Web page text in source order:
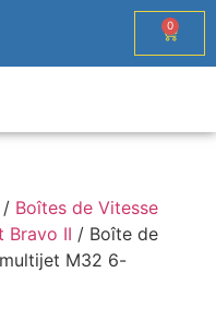
0
Boîtes de Vitesse
Bravo II / Boîte de
M32 6-